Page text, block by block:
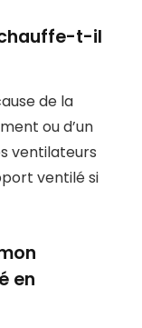
chauffe-t-il
de la
ou d’un
ventilateurs
ventilé si
en